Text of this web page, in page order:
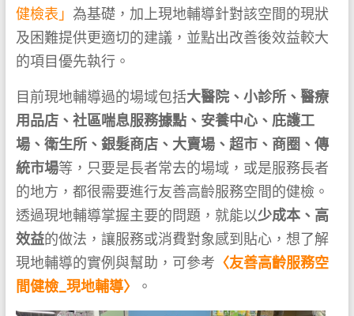
健檢表」 為基礎，加上現地輔導針對該空間的現狀
及困難提供更適切的建議，並點出改善後效益較大
的項目優先執行。
目前現地輔導過的場域包括大醫院、小診所、醫療
用品店、社區喘息服務據點、安養中心、庇護工
場、衛生所、銀髮商店、大賣場、超市、商圈、傳
統市場等，只要是長者常去的場域，或是服務長者
的地方，都很需要進行友善高齡服務空間的健檢。
透過現地輔導掌握主要的問題，就能以少成本、高
效益的做法，讓服務或消費對象感到貼心，想了解
現地輔導的實例與幫助，可參考 〈友善高齡服務空
間健檢_現地輔導〉
。